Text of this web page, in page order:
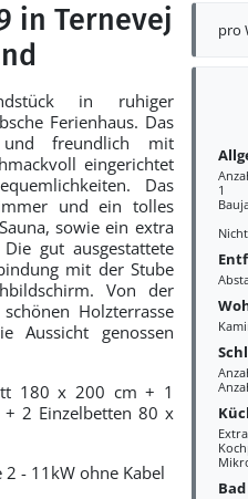
pro
1
Bad
in Ternevej
in ruhiger
Ferienhaus. Das
freundlich mit
eingerichtet
Das
und ein tolles
sowie ein extra
gut ausgestattete
mit der Stube
Von der
Holzterrasse
Aussicht genossen
180 x 200 cm + 1
2 Einzelbetten 80 x
2 - 11kW ohne Kabel